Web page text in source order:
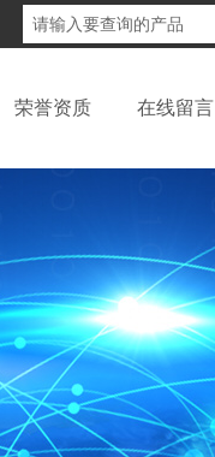
荣誉资质 在线留言